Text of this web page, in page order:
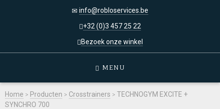
info@robloservices.be
+32 (0)3 457 25 22
Bezoek onze winkel
MENU
Home > Producten > Crosstrainers > TECHNOGYM EXCITE +
SYNCHRO 700